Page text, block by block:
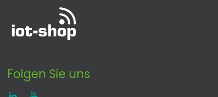
Folgen Sie uns